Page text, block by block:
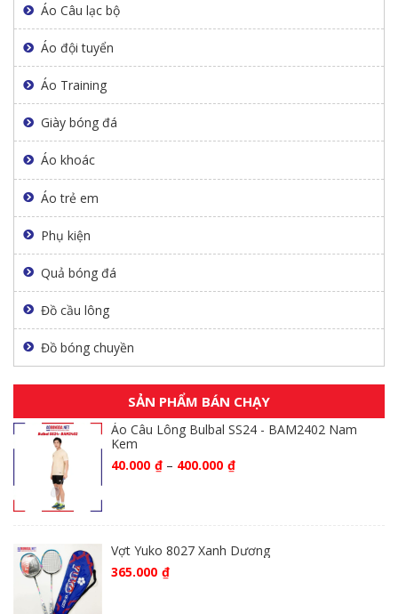
Áo Câu lạc bộ
Áo đội tuyển
Áo Training
Giày bóng đá
Áo khoác
Áo trẻ em
Phụ kiện
Quả bóng đá
Đồ cầu lông
Đồ bóng chuyền
SẢN PHẨM BÁN CHẠY
Áo Câu Lông Bulbal SS24 - BAM2402 Nam
Kem
40.000 ₫ – 400.000 ₫
Vợt Yuko 8027 Xanh Dương
365.000 ₫